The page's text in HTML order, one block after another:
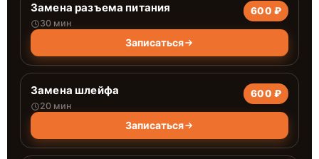
Замена разъема питания
30 мин
600 ₽
Записаться
Замена шлейфа
20 мин
600 ₽
Записаться